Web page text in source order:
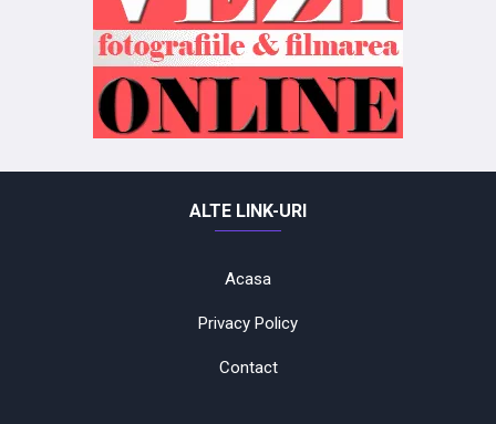
ALTE LINK-URI
Acasa
Privacy Policy
Contact